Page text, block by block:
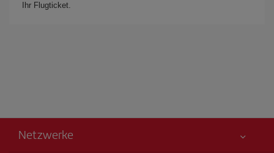
Ihr Flugticket.
Netzwerke